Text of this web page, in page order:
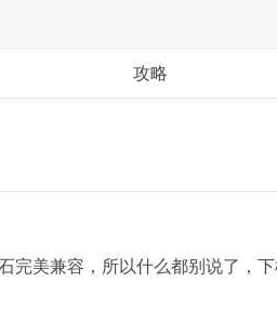
攻略
美兼容，所以什么都别说了，下